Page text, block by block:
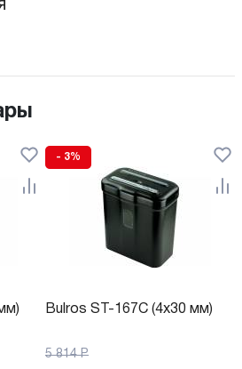
- 3%
Bulros ST-167C (4х30 мм)
5 814 Р